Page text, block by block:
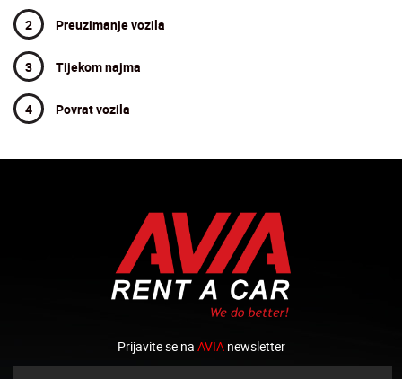
2 Preuzimanje vozila
3 Tijekom najma
4 Povrat vozila
Prijavite se na AVIAnewsletter